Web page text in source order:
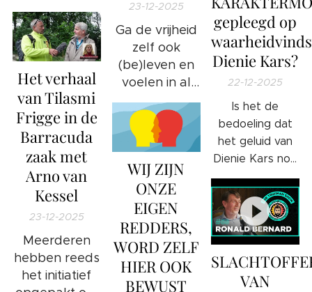
Het verhaal
van Tilasmi
Frigge in de
Barracuda
zaak met
Arno van
Kessel
23-12-2025
Meerderen
hebben reeds
het initiatief
23-12-2025
Ga de vrijheid
zelf ook
(be)leven en
voelen in al
jouw aderen
en in al jouw
vezels.
gepleegd op
Dienie Kars?
22-12-2025
Is het de
bedoeling dat
het geluid van
Dienie Kars nog
sterker door
gaat klinken in
onze
samenleving?
Wat is nu de
exacte
bedoeling
WIJ ZIJN
ONZE
EIGEN
REDDERS,
WORD ZELF
HIER OOK
BEWUST
VAN